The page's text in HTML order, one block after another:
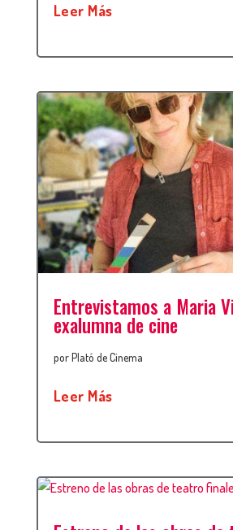
Leer Más
Entrevistamos a Maria
exalumna de cine
porPlató de Cinema
Leer Más